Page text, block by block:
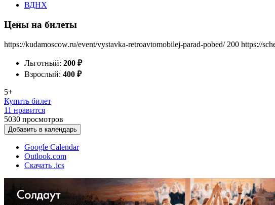
ВДНХ
Цены на билеты
https://kudamoscow.ru/event/vystavka-retroavtomobilej-parad-pobed/ 200 https://
Льготный: 200 ₽
Взрослый: 400 ₽
5+
Купить билет
11 нравится
5030 просмотров
Добавить в календарь
Google Calendar
Outlook.com
Скачать .ics